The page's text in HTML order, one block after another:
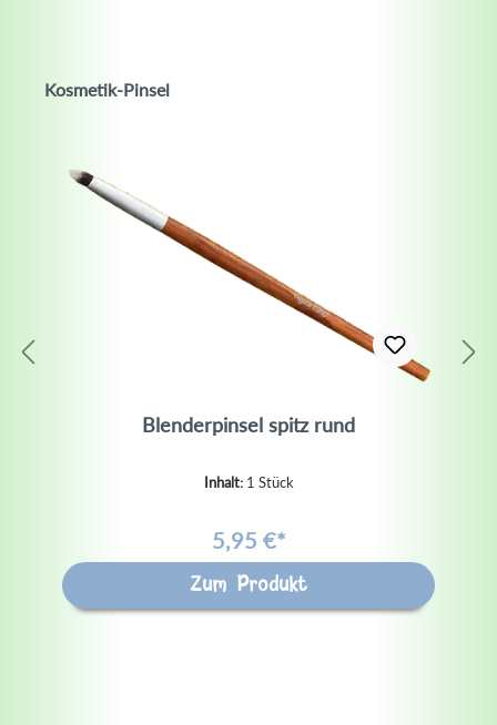
Kosmetik-Pinsel
Blenderpinsel spitz rund
Inhalt: 1 Stück
5,95 €*
Zum Produkt